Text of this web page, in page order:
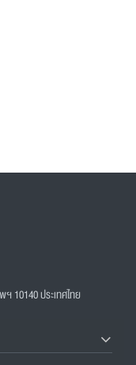
10140 ประเทศไทย